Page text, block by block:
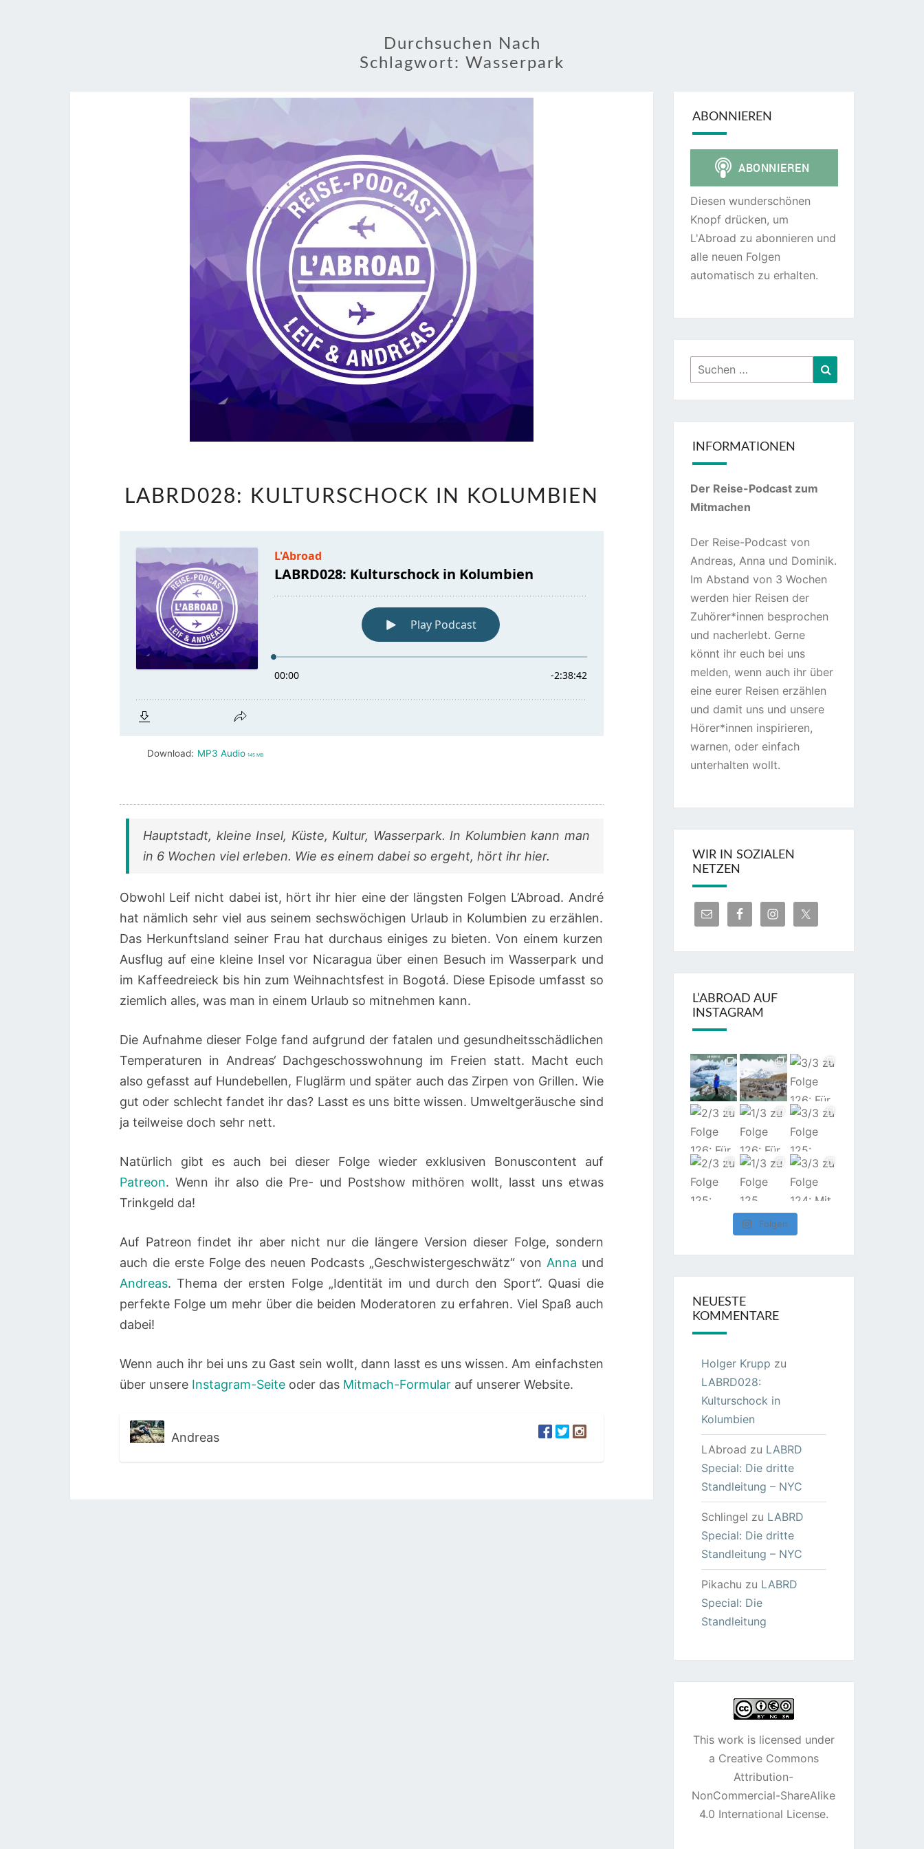
Durchsuchen Nach
Schlagwort: Wasserpark
KULTURSCHOCK
LABRD028: KULTURSCHOCK IN KOLUMBIEN
Download: MP3 Audio 145 MB
Hauptstadt, kleine Insel, Küste, Kultur, Wasserpark. In Kolumbien kann man
in 6 Wochen viel erleben. Wie es einem dabei so ergeht, hört ihr hier.
Obwohl Leif nicht dabei ist, hört ihr hier eine der längsten Folgen L’Abroad. André
hat nämlich sehr viel aus seinem sechswöchigen Urlaub in Kolumbien zu erzählen.
Das Herkunftsland seiner Frau hat durchaus einiges zu bieten. Von einem kurzen
Ausflug auf eine kleine Insel vor Nicaragua über einen Besuch im Wasserpark und
im Kaffeedreieck bis hin zum Weihnachtsfest in Bogotá. Diese Episode umfasst so
ziemlich alles, was man in einem Urlaub so mitnehmen kann.
Die Aufnahme dieser Folge fand aufgrund der fatalen und gesundheitsschädlichen
Temperaturen in Andreas‘ Dachgeschosswohnung im Freien statt. Macht euch
also gefasst auf Hundebellen, Fluglärm und später auch das Zirpen von Grillen. Wie
gut oder schlecht fandet ihr das? Lasst es uns bitte wissen. Umweltgeräusche sind
ja teilweise doch sehr nett.
Natürlich gibt es auch bei dieser Folge wieder exklusiven Bonuscontent auf
Patreon. Wenn ihr also die Pre- und Postshow mithören wollt, lasst uns etwas
Trinkgeld da!
Auf Patreon findet ihr aber nicht nur die längere Version dieser Folge, sondern
auch die erste Folge des neuen Podcasts „Geschwistergeschwätz“ von Anna und
Andreas. Thema der ersten Folge „Identität im und durch den Sport“. Quasi die
perfekte Folge um mehr über die beiden Moderatoren zu erfahren. Viel Spaß auch
dabei!
Wenn auch ihr bei uns zu Gast sein wollt, dann lasst es uns wissen. Am einfachsten
über unsere Instagram-Seite oder das Mitmach-Formular auf unserer Website.
Andreas
ABONNIEREN
Diesen wunderschönen
Knopf drücken, um
L'Abroad zu abonnieren und
alle neuen Folgen
automatisch zu erhalten.
Suchen
nach:
INFORMATIONEN
Der Reise-Podcast zum
Mitmachen
Der Reise-Podcast von
Andreas, Anna und Dominik.
Im Abstand von 3 Wochen
werden hier Reisen der
Zuhörer*innen besprochen
und nacherlebt. Gerne
könnt ihr euch bei uns
melden, wenn auch ihr über
eine eurer Reisen erzählen
und damit uns und unsere
Hörer*innen inspirieren,
warnen, oder einfach
unterhalten wollt.
WIR IN SOZIALEN
NETZEN
L’ABROAD AUF
INSTAGRAM
Folgen
NEUESTE
KOMMENTARE
Holger Krupp zu
LABRD028:
Kulturschock in
Kolumbien
LAbroad zu LABRD
Special: Die dritte
Standleitung – NYC
Schlingel zu LABRD
Special: Die dritte
Standleitung – NYC
Pikachu zu LABRD
Special: Die
Standleitung
This work is licensed under
a Creative Commons
Attribution-
NonCommercial-ShareAlike
4.0 International License.